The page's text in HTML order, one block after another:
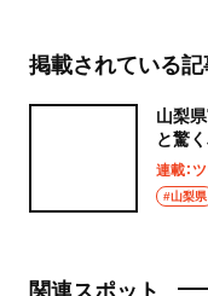
掲載されている
山梨
と驚
連載：
#山梨県
関連スポット